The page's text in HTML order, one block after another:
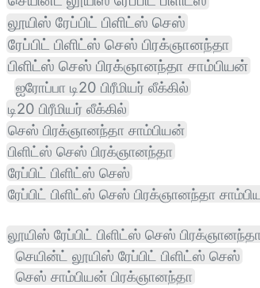
லூயிஸ் ரேப்பிட் பிளிட்ஸ் செஸ்
ரேப்பிட் பிளிட்ஸ் செஸ் பிரக்ஞானந்தா
பிளிட்ஸ் செஸ் பிரக்ஞானந்தா சாம்பியன்
ஐரோப்பா டி20 பிரீமியர் லீக்கில்
டி20 பிரீமியர் லீக்கில்
செஸ் பிரக்ஞானந்தா சாம்பியன்
பிளிட்ஸ் செஸ் பிரக்ஞானந்தா
ரேப்பிட் பிளிட்ஸ் செஸ்
ரேப்பிட் பிளிட்ஸ் செஸ் பிரக்ஞானந்தா
லூயிஸ் ரேப்பிட் பிளிட்ஸ் செஸ்
செயின்ட் லூயிஸ் ரேப்பிட் பிளிட்ஸ் செஸ்
செஸ் சாம்பியன் பிரக்ஞானந்தா